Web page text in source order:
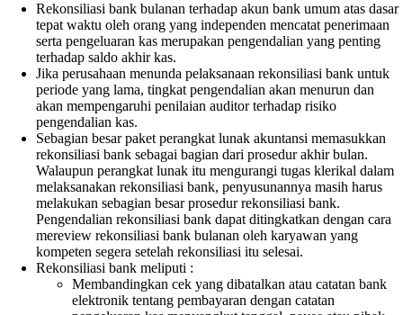
Rekonsiliasi bank bulanan terhadap akun bank umum atas dasar
tepat waktu oleh orang yang independen mencatat penerimaan
serta pengeluaran kas merupakan pengendalian yang penting
terhadap saldo akhir kas.
Jika perusahaan menunda pelaksanaan rekonsiliasi bank untuk
periode yang lama, tingkat pengendalian akan menurun dan
akan mempengaruhi penilaian auditor terhadap risiko
pengendalian kas.
Sebagian besar paket perangkat lunak akuntansi memasukkan
rekonsiliasi bank sebagai bagian dari prosedur akhir bulan.
Walaupun perangkat lunak itu mengurangi tugas klerikal dalam
melaksanakan rekonsiliasi bank, penyusunannya masih harus
melakukan sebagian besar prosedur rekonsiliasi bank.
Pengendalian rekonsiliasi bank dapat ditingkatkan dengan cara
mereview rekonsiliasi bank bulanan oleh karyawan yang
kompeten segera setelah rekonsiliasi itu selesai.
Rekonsiliasi bank meliputi :
Membandingkan cek yang dibatalkan atau catatan bank
elektronik tentang pembayaran dengan catatan